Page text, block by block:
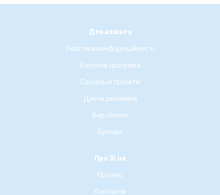
Для клієнта
Політика конфіденційності
Бонусна програма
Соціальні проєкти
Діюча речовина
Виробники
Бренди
Про 3i.ua
Про нас
Контакти